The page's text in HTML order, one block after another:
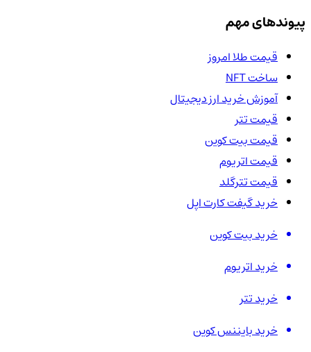
پیوندهای مهم
قیمت طلا امروز
ساخت NFT
آموزش خرید ارز دیجیتال
قیمت تتر
قیمت بیت کوین
قیمت اتریوم
قیمت تترگلد
خرید گیفت کارت اپل
خرید بیت کوین
خرید اتریوم
خرید تتر
خرید بایننس کوین